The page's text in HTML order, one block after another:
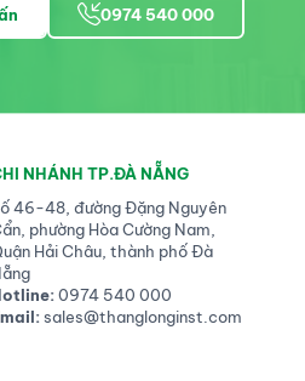
0974 540 000
NHÁNH TP.ĐÀ NẴNG
46-48, đường Đặng Nguyên
phường Hòa Cường Nam,
Hải Châu, thành phố Đà
0974 540 000
sales@thanglonginst.com